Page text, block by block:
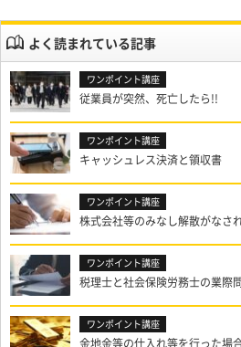
よく読まれている記事
従業員が突然、死亡したら!!
キャッシュレス決済と領収書
株式会社等のみなし解散がなさ
税理士と社会保険労務士の業際
金地金等の仕入れ等を行った場